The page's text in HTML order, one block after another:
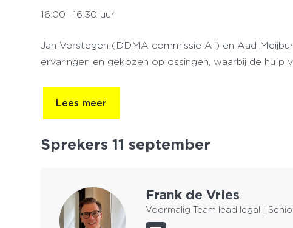
16:00 -16:30 uur
Jan Verstegen (DDMA commissie AI) en Aad
ervaringen en gekozen oplossingen, waarbij de
Lees meer
Sprekers 11 september
Frank de Vries
Voormalig Team lead legal |